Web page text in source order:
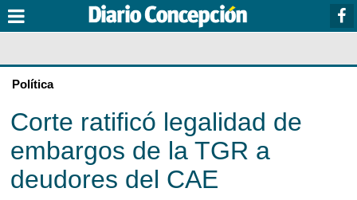
Política
Corte ratificó legalidad de
embargos de la TGR a
deudores del CAE